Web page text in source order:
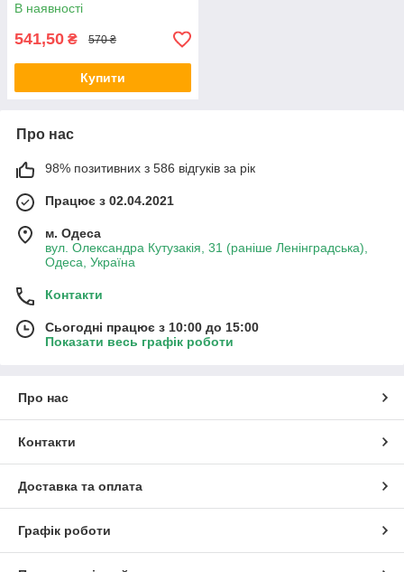
В наявності
541,50 ₴ 570 ₴
Купити
Про нас
98% позитивних з 586 відгуків за рік
Працює з 02.04.2021
м. Одеса
вул. Олександра Кутузакія, 31 (раніше Ленінградська),
Одеса, Україна
Контакти
Сьогодні працює з 10:00 до 15:00
Показати весь графік роботи
Про нас
Контакти
Доставка та оплата
Графік роботи